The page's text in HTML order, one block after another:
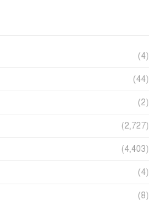
(4)
(44)
(2)
(2,727)
(4,403)
(4)
(8)